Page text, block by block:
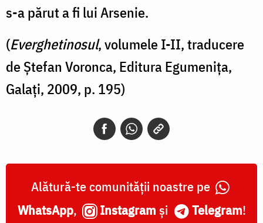
s-a părut a fi lui Arsenie.
(Everghetinosul, volumele I-II, traducere
de Ștefan Voronca, Editura Egumenița,
Galați, 2009, p. 195)
Alătură-te comunității noastre pe
WhatsApp, Instagram și Telegram!